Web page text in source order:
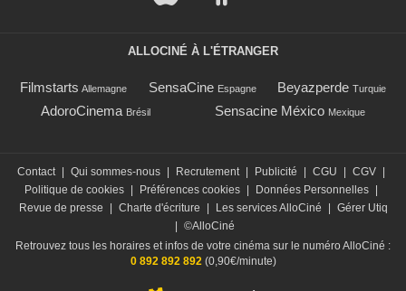
ALLOCINÉ À L'ÉTRANGER
Filmstarts Allemagne SensaCine Espagne Beyazperde Turquie
AdoroCinema Brésil Sensacine México Mexique
Contact | Qui sommes-nous | Recrutement | Publicité | CGU | CGV |
Politique de cookies | Préférences cookies | Données Personnelles |
Revue de presse
| Charte d'écriture | Les services AlloCiné | Gérer Utiq
| ©AlloCiné
Retrouvez tous les horaires et infos de votre cinéma sur le numéro AlloCiné :
0 892 892 892 (0,90€/minute)